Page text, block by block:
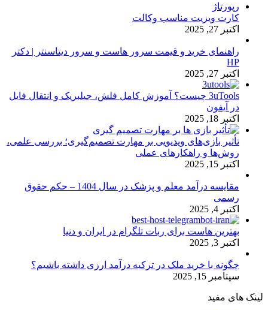
رپورتاژ
کارت ویزیت مناسب وکالت
اکتبر 27, 2025
راهنمای خرید و قیمت سرور هاست و سرور دیتاسنتر | دکتر
HP
اکتبر 27, 2025
3uTools چیست؟ آموزش کامل فلش، جیلبریک و انتقال فایل
در آیفون
اکتبر 18, 2025
تأثیر بازی‌های ویدیویی بر مهارت تصمیم‌گیری؛ بررسی علمی،
روش‌ها و راهکارهای عملی
اکتبر 15, 2025
مقایسه درآمد معلم و پزشک در سال 1404 – حکم حقوق
رسمی
اکتبر 4, 2025
بهترین هاست برای ربات تلگرام در ایران و دنیا
اکتبر 3, 2025
چگونه با خرید ملک در ترکیه درآمد ارزی داشته باشیم؟
سپتامبر 15, 2025
لینک های مفید